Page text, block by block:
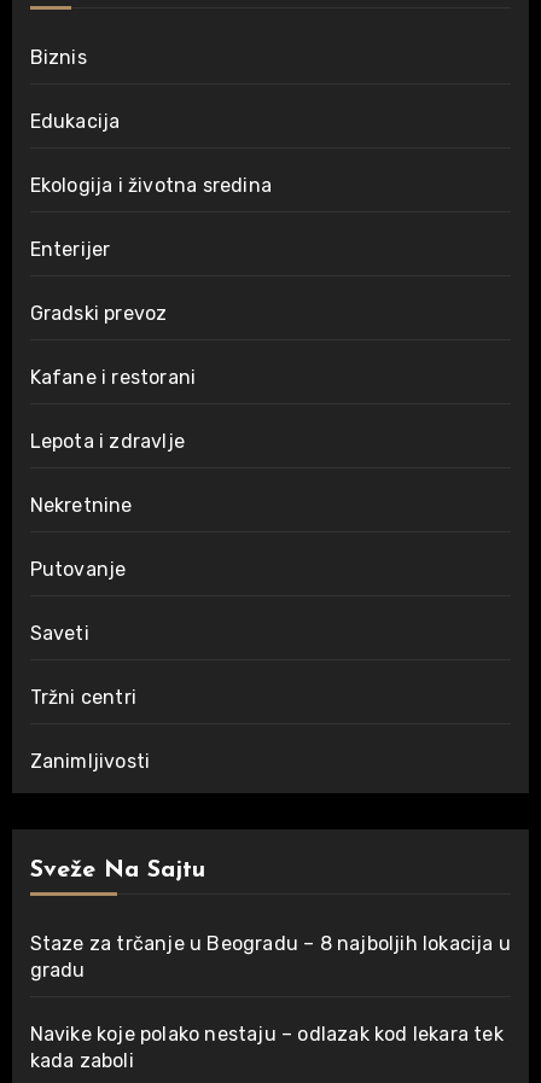
Biznis
Edukacija
Ekologija i životna sredina
Enterijer
Gradski prevoz
Kafane i restorani
Lepota i zdravlje
Nekretnine
Putovanje
Saveti
Tržni centri
Zanimljivosti
Sveže Na Sajtu
Staze za trčanje u Beogradu – 8 najboljih lokacija u
gradu
Navike koje polako nestaju – odlazak kod lekara tek
kada zaboli